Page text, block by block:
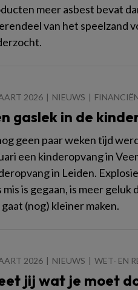
meer asbest bevat
van het speelzand
2026 NIEUWS
gaslek in de
geen paar weken tijd
een kinderopvang in
in Leiden.
mis is gegaan, is meer
gaat (nog) kleiner maken.
2026 NIEUWS WET- EN
jij wat je moet